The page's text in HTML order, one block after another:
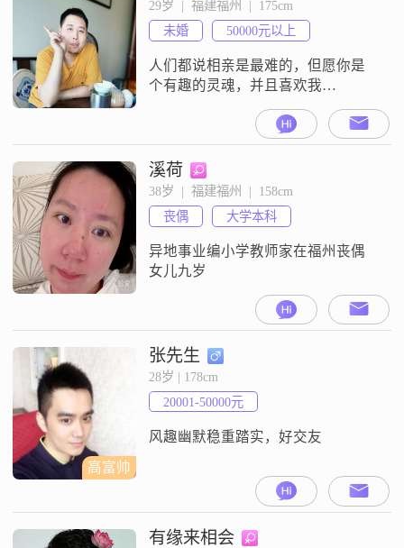
我性格独立自信，同时也很随和，
觉得和人相处是一件容易的事
##3002##我自认为
29岁  |  福建福州  |  175cm
未婚
50000元以上
人们都说相亲是最难的，但愿你是
个有趣的灵魂，并且喜欢我
溪荷
38岁  |  福建福州  |  158cm
丧偶
大学本科
异地事业编小学教师家在福州丧偶
女儿九岁
高富帅
张先生
28岁 | 178cm
20001-50000元
风趣幽默稳重踏实，好交友
有缘来相会